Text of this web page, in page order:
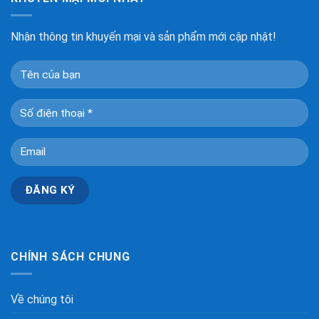
Nhận thông tin khuyến mại và sản phẩm mới cập nhật!
CHÍNH SÁCH CHUNG
Về chúng tôi